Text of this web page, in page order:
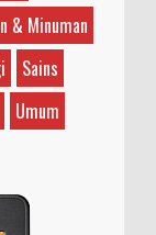
tergantung
& Minuman
Sains
Umum